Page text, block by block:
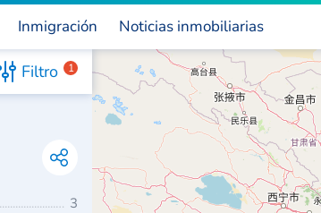
Inmigración Noticias inmobiliarias
Filtro 1
3